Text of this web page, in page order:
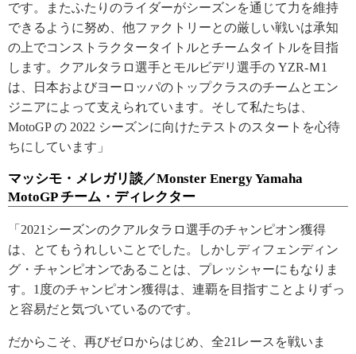
です。またふたりのライダーがシーズンを通じて力を維持
できるように努め、他ファクトリーとの厳しい戦いは承知
の上でコンストラクタータイトルとチームタイトルを目指
します。クアルタラロ選手とモルビデリ選手の YZR-Ｍ1
は、日本およびヨーロッパのトップクラスのチームとエン
ジニアによって支えられています。そして私たちは、
MotoGP の 2022 シーズンに向けたテストのスタートを心待
ちにしています」
マッシモ・メレガリ談／Monster Energy Yamaha
MotoGP チーム・ディレクター
「2021シーズンのクアルタラロ選手のチャンピオン獲得
は、とてもうれしいことでした。しかしディフェンディン
グ・チャンピオンであることは、プレッシャーにもなりま
す。1度のチャンピオン獲得は、連覇を目指すことよりずっ
と容易だと気づいているのです。
だからこそ、再びゼロからはじめ、全21レースを戦いま